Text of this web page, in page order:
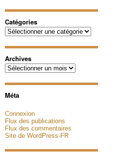
Catégories
Catégories
Archives
Archives
Méta
Connexion
Flux des publications
Flux des commentaires
Site de WordPress-FR